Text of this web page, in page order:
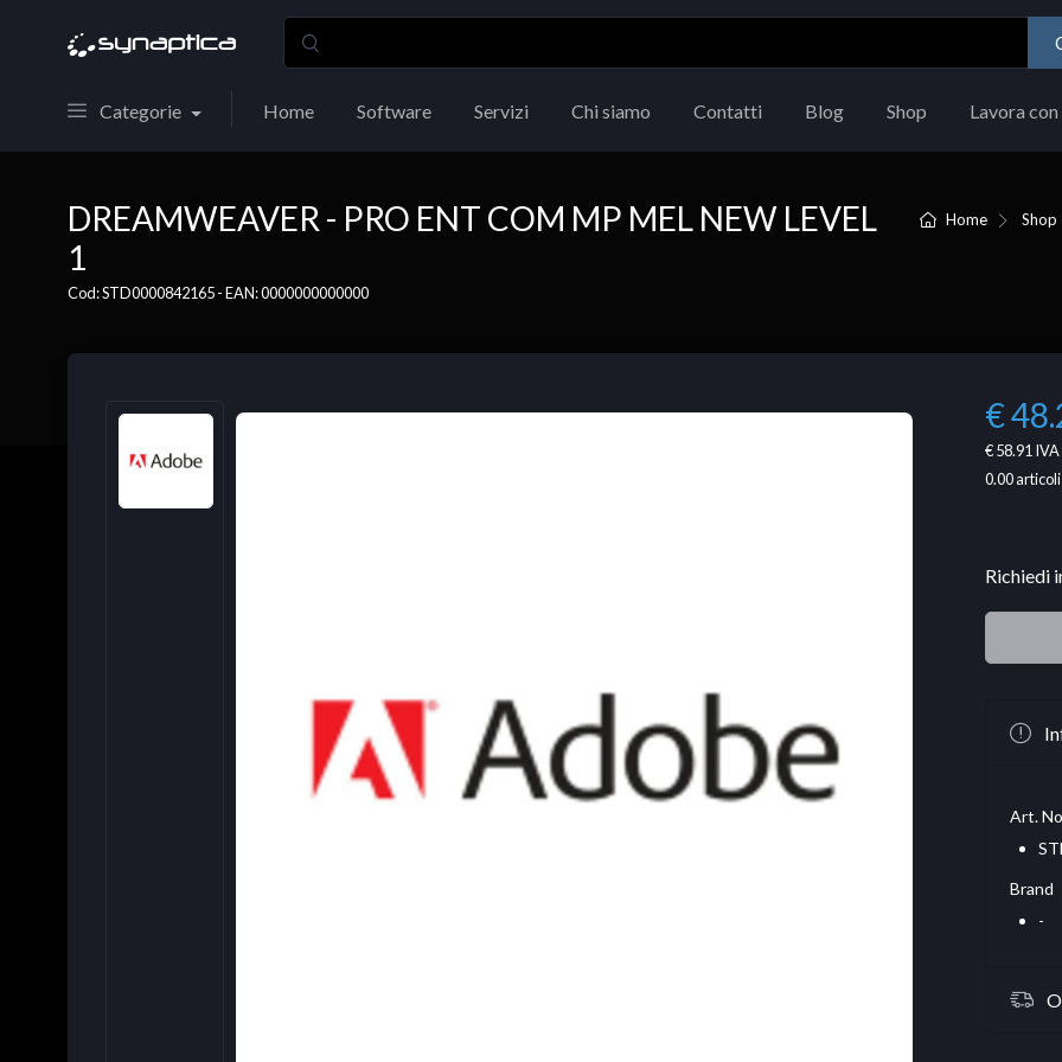
Categorie Home Software Servizi Chi siamo Contatti Blog Shop Lavora con
Home Shop
DREAMWEAVER - PRO ENT COM MP MEL NEW LEVEL
1
Cod: STD0000842165 - EAN: 0000000000000
€
€ 58.91
0.00
Richiedi
Art.
Brand
-